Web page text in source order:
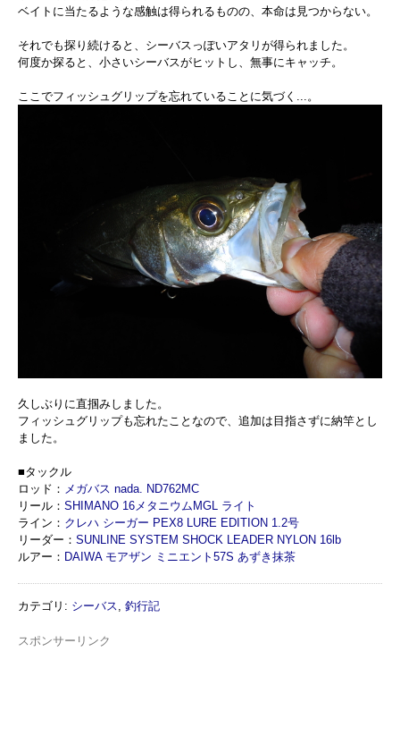
ベイトに当たるような感触は得られるものの、本命は見つからない。
それでも探り続けると、シーバスっぽいアタリが得られました。
何度か探ると、小さいシーバスがヒットし、無事にキャッチ。
ここでフィッシュグリップを忘れていることに気づく...。
久しぶりに直掴みしました。
フィッシュグリップも忘れたことなので、追加は目指さずに納竿とし
ました。
■タックル
ロッド： メガバス nada. ND762MC
リール： SHIMANO 16メタニウムMGL ライト
ライン： クレハ シーガー PEX8 LURE EDITION 1.2号
リーダー： SUNLINE SYSTEM SHOCK LEADER NYLON 16lb
ルアー： DAIWA モアザン ミニエント57S あずき抹茶
カテゴリ : シーバス 釣行記
スポンサーリンク